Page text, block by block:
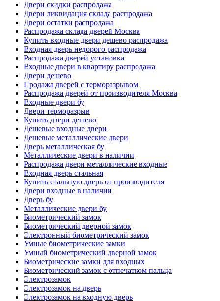
Двери скидки распродажа
Двери ликвидация склада распродажа
Двери остатки распродажа
Распродажа склада дверей Москва
Купить входные двери дешево распродажа
Входная дверь недорого распродажа
Распродажа дверей установка
Входные двери в квартиру распродажа
Двери дешево
Продажа дверей с терморазрывом
Распродажа дверей от производителя Москва
Входные двери бу
Двери терморазрыв
Купить двери дешево
Дешевые входные двери
Дешевые металлические двери
Дверь металлическая бу
Металлические двери в наличии
Распродажа двери металлические входные
Входная дверь стальная
Купить стальную дверь от производителя
Двери входные в наличии
Дверь бу
Металлические двери бу
Биометрический замок
Биометрический дверной замок
Электронный биометрический замок
Умные биометрические замки
Умный биометрический дверной замок
Биометрические замки для входных
Биометрический замок с отпечатком пальца
Электрозамок
Электрозамок на дверь
Электрозамок на входную дверь